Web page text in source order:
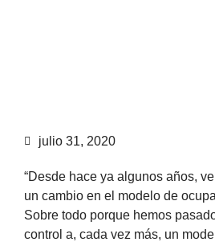
julio 31, 2020
“Desde hace ya algunos años,
un cambio en el modelo de
Sobre todo porque hemos
control a, cada vez más, un